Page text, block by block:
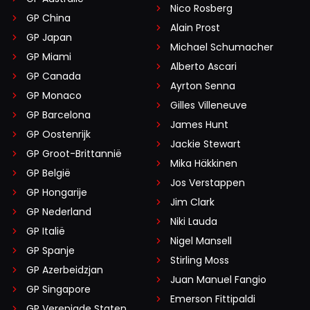
pakt en hoe weinig vertrouwen hij in zijn eigen
coureurs heeft
Dit bericht is aangepast op: 20-11
20 november 2025 07:03
Iemand leeft er zonder huur te betalen in het hoofd van
die meneer maar ik zou niet weten wie diegene is
Jos Snijder
20 november 2025 08:12
Leuke titel voor zijn tweede boek: Mijn naam is Brown,
ZAK Brown 😉🤭
GP China
GP Japan
GP Miami
GP Canada
GP Monaco
GP Barcelona
GP Oostenrijk
GP Groot-Brittannië
GP België
GP Hongarije
GP Nederland
GP Italië
GP Spanje
GP Azerbeidzjan
GP Singapore
Nico Rosberg
Alain Prost
Michael Schumacher
Alberto Ascari
Ayrton Senna
Gilles Villeneuve
James Hunt
Jackie Stewart
Mika Häkkinen
Jos Verstappen
Jim Clark
Niki Lauda
Nigel Mansell
Stirling Moss
Juan Manuel Fangio
Emerson Fittipaldi